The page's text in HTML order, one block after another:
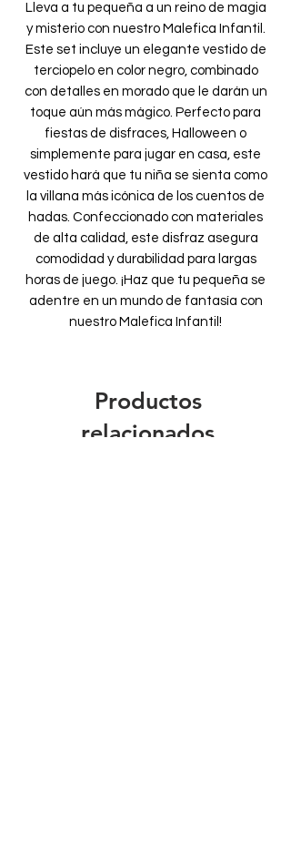
Lleva a tu pequeña a un reino de magia
y misterio con nuestro Malefica Infantil.
Este set incluye un elegante vestido de
terciopelo en color negro, combinado
con detalles en morado que le darán un
toque aún más mágico. Perfecto para
fiestas de disfraces, Halloween o
simplemente para jugar en casa, este
vestido hará que tu niña se sienta como
la villana más icónica de los cuentos de
hadas. Confeccionado con materiales
de alta calidad, este disfraz asegura
comodidad y durabilidad para largas
horas de juego. ¡Haz que tu pequeña se
adentre en un mundo de fantasía con
nuestro Malefica Infantil!
Productos
relacionados